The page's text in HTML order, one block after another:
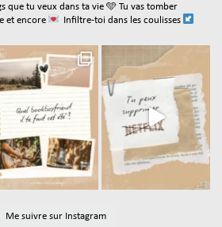
que tu veux dans ta vie 🩵 Tu vas tomber
et encore
Infiltre-toi dans les coulisses
Me suivre sur Instagram